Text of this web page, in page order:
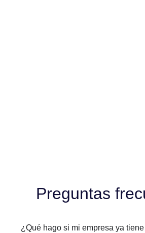
Preguntas
¿Qué hago si mi empresa ya